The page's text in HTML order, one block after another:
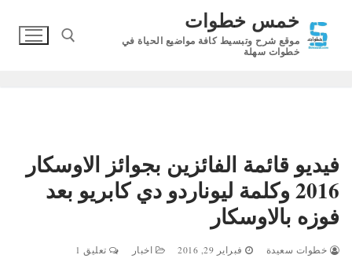
المحتوى
خمس خطوات
موقع شرح وتبسيط كافة مواضيع الحياة في
خطوات سهلة
فيديو قائمة الفائزين بجوائز الاوسكار
2016 وكلمة ليوناردو دي كابريو بعد
فوزه بالاوسكار
خطوات سعيدة فبراير 29, 2016 اخبار تعليق 1